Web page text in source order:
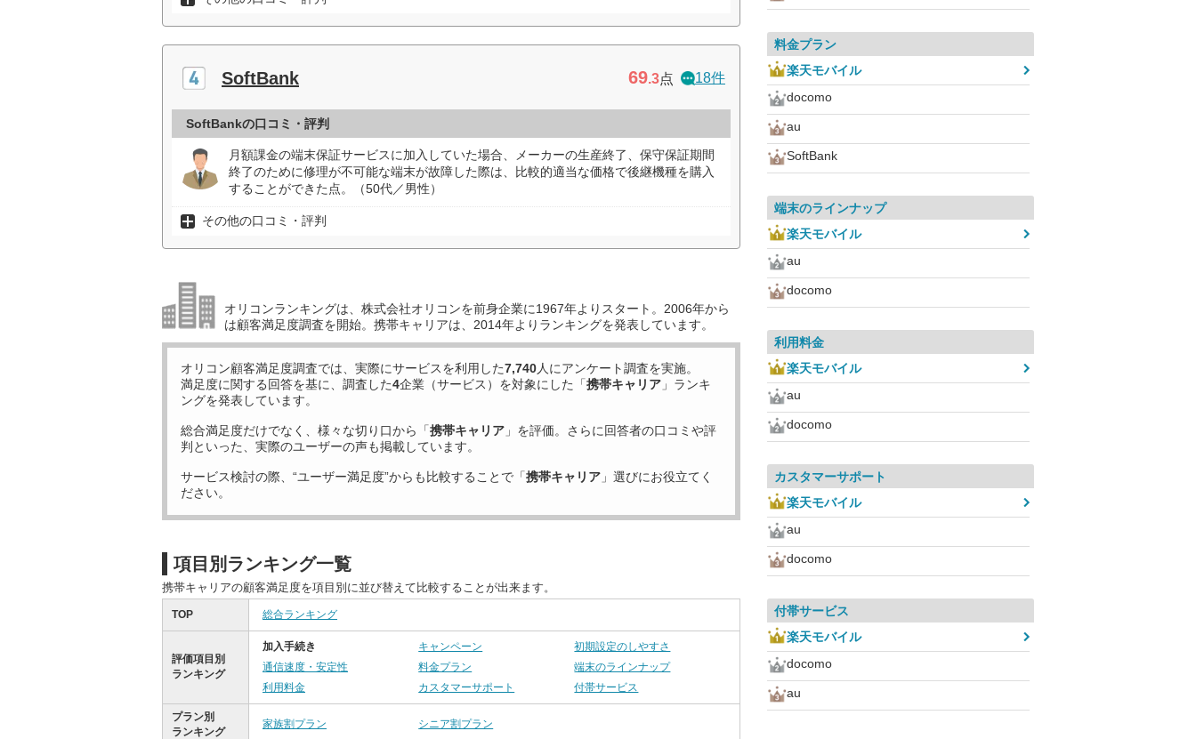
SoftBank 69.3点 18件
SoftBankの口コミ・評判
月額課金の端末保証サービスに加入していた場合、メーカーの生産終了、保守保証期間
終了のために修理が不可能な端末が故障した際は、比較的適当な価格で後継機種を購入
することができた点。（50代／男性）
その他の口コミ・評判
オリコンランキングは、株式会社オリコンを前身企業に1967年よりスタート。2006年から
は顧客満足度調査を開始。携帯キャリアは、2014年よりランキングを発表しています。
オリコン顧客満足度調査では、実際にサービスを利用した7,740人にアンケート調査を実施。
満足度に関する回答を基に、調査した4企業（サービス）を対象にした「携帯キャリア 」ランキ
ングを発表しています。
総合満足度だけでなく、様々な切り口から「携帯キャリア 」を評価。さらに回答者の口コミや評
判といった、実際のユーザーの声も掲載しています。
サービス検討の際、“ユーザー満足度”からも比較することで「携帯キャリア 」選びにお役立てく
ださい。
項目別ランキング一覧
携帯キャリアの顧客満足度を項目別に並び替えて比較することが出来ます。
TOP 総合ランキング
評価項目別
ランキング
加入手続き キャンペーン
初期設定のしやすさ
通信速度・安定性
料金プラン
端末のラインナップ
利用料金
カスタマーサポート 付帯サービス
プラン別
ランキング
家族割プラン シニア割プラン
料金プラン
楽天モバイル
docomo
au
SoftBank
端末のラインナップ
楽天モバイル
au
docomo
利用料金
楽天モバイル
au
docomo
カスタマーサポート
楽天モバイル
au
docomo
付帯サービス
楽天モバイル
docomo
au